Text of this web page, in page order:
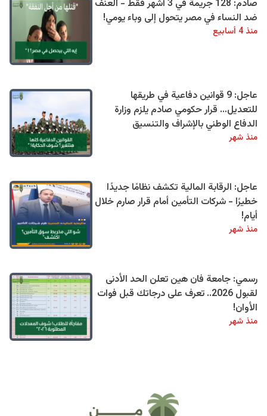
صادم: 128 جريمة في 3 أشهر فقط - العنف
ضد النساء في مصر يتحول إلى وباء يومي!
منذ 4 أسابيع
عاجل: 9 قوانين دفاعية في طريقها
للتعديل… قرار حكومي صادم يلزم وزارة
الدفاع الوطني بالإشراف والتنسيق
منذ شهر
عاجل: الرقابة المالية تكشف نظامًا جديدًا
خطيرًا - شركات التأمين أمام قرار صارم خلال
أيام!
منذ شهر
رسمي: جامعة فان هين تعلن الحد الأدنى
لقبول 2026.. تعرف على درجاتك قبل فوات
الأوان!
منذ شهر